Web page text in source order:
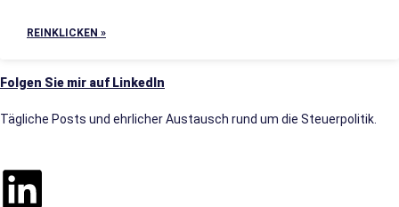
REINKLICKEN »
Folgen Sie mir auf LinkedIn
Tägliche Posts und ehrlicher Austausch rund um die Steuerpolitik.